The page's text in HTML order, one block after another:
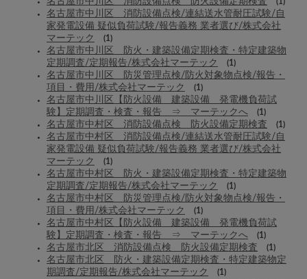
名古屋市中川区 消防設備点検/連結送水管耐圧試験/自
家発電設備 疑似負荷試験/報告義務 業者選び/株式会社
マーテック
(1)
名古屋市中川区 防火・建築設備定期検査・特定建築物
定期調査/定期報告/株式会社マーテック
(1)
名古屋市中川区 防災管理点検/防火対象物点検/報告・
項目・費用/株式会社マーテック
(1)
名古屋市中川区【防火設備 建築設備 発電機負荷試
験】定期調査・検査・報告 ⇒ マーテックへ
(1)
名古屋市中村区 消防設備点検 防火設備定期検査 (1)
名古屋市中村区 消防設備点検/連結送水管耐圧試験/自
家発電設備 疑似負荷試験/報告義務 業者選び/株式会社
マーテック
(1)
名古屋市中村区 防火・建築設備定期検査・特定建築物
定期調査/定期報告/株式会社マーテック
(1)
名古屋市中村区 防災管理点検/防火対象物点検/報告・
項目・費用/株式会社マーテック
(1)
名古屋市中村区【防火設備 建築設備 発電機負荷試
験】定期調査・検査・報告 ⇒ マーテックへ
(1)
名古屋市北区 消防設備点検 防火設備定期検査 (1)
名古屋市北区 防火・建築設備定期検査・特定建築物定
期調査/定期報告/株式会社マーテック
(1)